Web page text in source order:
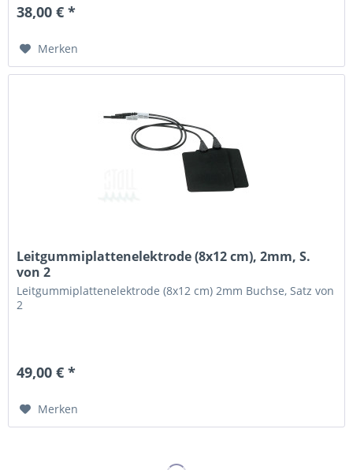
38,00 € *
Merken
Leitgummiplattenelektrode (8x12 cm), 2mm, S.
von 2
Leitgummiplattenelektrode (8x12 cm) 2mm Buchse, Satz von
2
49,00 € *
Merken